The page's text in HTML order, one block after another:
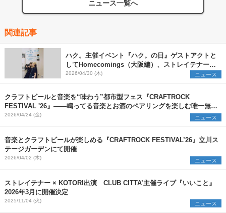
ニュース一覧へ
関連記事
ハク。主催イベント『ハク。の日』ゲストアクトと
してHomecomings（大阪編）、ストレイテナー
（東京編）を発表
2026/04/30 (木) ニュース
クラフトビールと音楽を“味わう”都市型フェス『CRAFTROCK
FESTIVAL '26』――鳴ってる音楽とお酒のペアリングを楽しむ唯一無二
の魅力
2026/04/24 (金) ニュース
音楽とクラフトビールが楽しめる『CRAFTROCK FESTIVAL’26』立川ス
テージガーデンにて開催
2026/04/02 (木) ニュース
ストレイテナー × KOTORI出演 CLUB CITTA’主催ライブ『いいこと』
2026年3月に開催決定
2025/11/04 (火) ニュース